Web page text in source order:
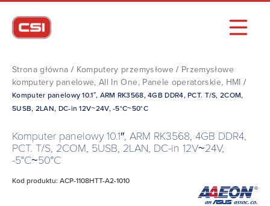
Strona główna / Komputery przemysłowe / Przemysłowe
komputery panelowe, All In One, Panele operatorskie, HMI /
Komputer panelowy 10.1″, ARM RK3568, 4GB DDR4, PCT. T/S, 2COM,
5USB, 2LAN, DC-in 12V~24V, -5°C~50°C
Komputer panelowy 10.1″, ARM RK3568, 4GB DDR4,
PCT. T/S, 2COM, 5USB, 2LAN, DC-in 12V~24V,
-5°C~50°C
Kod produktu: ACP-1108HTT-A2-1010